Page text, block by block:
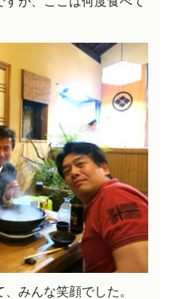
みんな笑顔でした。